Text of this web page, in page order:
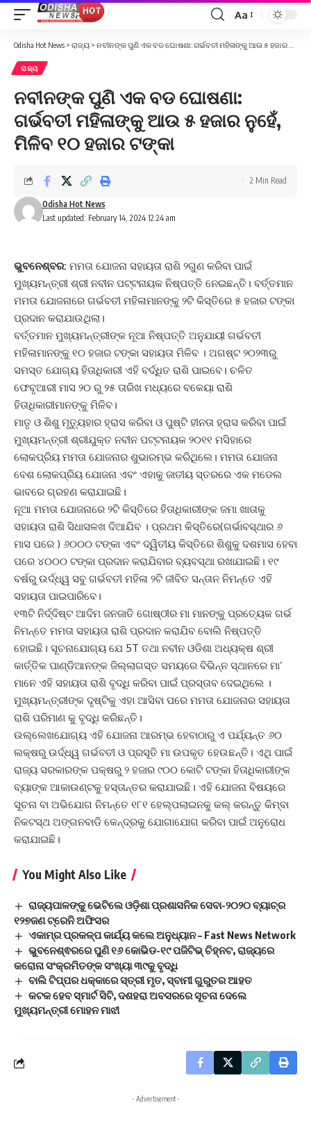
Font
Aa
Odisha Hot News > ରାଜ୍ୟ > ନବୀନଙ୍କ ପୁଣି ଏକ ବଡ ଘୋଷଣା: ଗର୍ଭବତୀ ମହିଳାଙ୍କୁ ଆଉ ୫ ହଜାର ନୁହେଁ, ମିଳିବ ୧୦ ହଜାର ଟଙ୍କା
ରାଜ୍ୟ
ନବୀନଙ୍କ ପୁଣି ଏକ ବଡ ଘୋଷଣା:
ଗର୍ଭବତୀ ମହିଳାଙ୍କୁ ଆଉ ୫ ହଜାର ନୁହେଁ,
ମିଳିବ ୧୦ ହଜାର ଟଙ୍କା
Last updated: February 14, 2024 12:24 am
Odisha Hot News
2 Min Read
ଭୁବନେଶ୍ବର: ମମତା ଯୋଜନା ସହାୟତା ରାଶି ୨ଗୁଣ କରିବା ପାଇଁ
ମୁଖ୍ୟମନ୍ତ୍ରୀ ଶ୍ରୀ ନବୀନ ପଟ୍ଟନାୟକ ନିଷ୍ପତ୍ତି ନେଇଛନ୍ତି। ବର୍ତ୍ତମାନ
ମମତା ଯୋଜନାରେ ଗର୍ଭବତୀ ମହିଳାମାନଙ୍କୁ ୨ଟି କିସ୍ତିରେ ୫ ହଜାର ଟଙ୍କା
ପ୍ରଦାନ କରାଯାଉଥିଲା।
ବର୍ତ୍ତମାନ ମୁଖ୍ୟମନ୍ତ୍ରୀଙ୍କ ନୂଆ ନିଷ୍ପତ୍ତି ଅନୁଯାୟୀ ଗର୍ଭବତୀ
ମହିଳାମାନଙ୍କୁ ୧୦ ହଜାର ଟଙ୍କା ସହାୟତା ମିଳିବ । ଅଗଷ୍ଟ ୨୦୨୩ରୁ
ସମସ୍ତ ଯୋଗ୍ୟ ହିତାଧିକାରୀ ଏହି ବର୍ଦ୍ଧିତ ରାଶି ପାଇବେ। ଚଳିତ
ଫେବୃଆରୀ ମାସ ୨୦ ରୁ ୨୫ ତାରିଖ ମଧ୍ୟରେ ବକେୟା ରାଶି
ହିତାଧିକାରୀମାନଙ୍କୁ ମିଳିବ।
ମାତୃ ଓ ଶିଶୁ ମୃତ୍ୟୁହାର ହ୍ରାସ କରିବା ଓ ପୁଷ୍ଟି ହୀନତା ହ୍ରାସ କରିବା ପାଇଁ
ମୁଖ୍ୟମନ୍ତ୍ରୀ ଶ୍ରୀଯୁକ୍ତ ନବୀନ ପଟ୍ଟନାୟକ ୨୦୧୧ ମସିହାରେ
ଲୋକପ୍ରିୟ ମମତା ଯୋଜନାର ଶୁଭାରମ୍ଭ କରିଥିଲେ। ମମତା ଯୋଜନା
ବେଶ ଲୋକପ୍ରିୟ ଯୋଜନା ଏବଂ ଏହାକୁ ଜାତୀୟ ସ୍ତରରେ ଏକ ମଡେଲ
ଭାବରେ ଗ୍ରହଣ କରାଯାଇଛି।
ନୂଆ ମମତା ଯୋଜନାରେ ୨ଟି କିସ୍ତିରେ ହିତାଧିକାରୀଙ୍କ ଜମା ଖାତାକୁ
ସହାୟତା ରାଶି ସିଧାସଳଖ ଦିଆଯିବ । ପ୍ରଥମ କିସ୍ତିରେ(ଗର୍ଭାବସ୍ଥାର ୬
ମାସ ପରେ ) ୬୦୦୦ ଟଙ୍କା ଏବଂ ଦ୍ୱିତୀୟ କିସ୍ତିରେ ଶିଶୁକୁ ଦଶମାସ ହେବା
ପରେ ୪୦୦୦ ଟଙ୍କା ପ୍ରଦାନ କରାଯିବାର ବ୍ୟବସ୍ଥା ରଖାଯାଇଛି। ୧୯
ବର୍ଷରୁ ଉର୍ଦ୍ଧ୍ୱ ସବୁ ଗର୍ଭବତୀ ମହିଳା ୨ଟି ଜୀବିତ ସନ୍ତାନ ନିମନ୍ତେ ଏହି
ସହାୟତା ପାଇପାରିବେ।
୧୩ଟି ନିର୍ଦ୍ଦିଷ୍ଟ ଆଦିମ ଜନଜାତି ଗୋଷ୍ଠୀର ମା ମାନଙ୍କୁ ପ୍ରତ୍ୟେକ ଗର୍ଭ
ନିମନ୍ତେ ମମତା ସହାୟତା ରାଶି ପ୍ରଦାନ କରାଯିବ ବୋଲି ନିଷ୍ପତ୍ତି
ହୋଇଛି। ସୂଚନାଯୋଗ୍ୟ ଯେ 5T ତଥା ନବୀନ ଓଡିଶା ଅଧ୍ୟକ୍ଷ ଶ୍ରୀ
କାର୍ତ୍ତିକ ପାଣ୍ଡିଆନଙ୍କ ଜିଲ୍ଲାଗସ୍ତ ସମୟରେ ବିଭିନ୍ନ ସ୍ଥାନରେ ମା’
ମାନେ ଏହି ସହାୟତା ରାଶି ବୃଦ୍ଧି କରିବା ପାଇଁ ପ୍ରସ୍ତାବ ଦେଇଥିଲେ ।
ମୁଖ୍ୟମନ୍ତ୍ରୀଙ୍କ ଦୃଷ୍ଟିକୁ ଏହା ଆସିବା ପରେ ମମତା ଯୋଜନାର ସହାୟତା
ରାଶି ପରିମାଣ କୁ ବୃଦ୍ଧି କରିଛନ୍ତି।
ଉଲ୍ଲେଖଯୋଗ୍ୟ ଏହି ଯୋଜନା ଆରମ୍ଭ ହେବାଠାରୁ ଏ ପର୍ଯ୍ୟନ୍ତ ୬୦
ଲକ୍ଷରୁ ଉର୍ଦ୍ଧ୍ୱ ଗର୍ଭବତୀ ଓ ପ୍ରସୂତି ମା ଉପକୃତ ହେଉଛନ୍ତି। ଏଥି ପାଇଁ
ରାଜ୍ୟ ସରକାରଙ୍କ ପକ୍ଷରୁ ୨ ହଜାର ୯୦୦ କୋଟି ଟଙ୍କା ହିତାଧିକାରୀଙ୍କ
ବ୍ୟାଙ୍କ ଆକାଉଣ୍ଟକୁ ହସ୍ତାନ୍ତର କରାଯାଇଛି। ଏହି ଯୋଜନା ବିଷୟରେ
ସୂଚନା ବା ଅଭିଯୋଗ ନିମନ୍ତେ ୧୮୧ ହେଲ୍ପଲାଇନକୁ କଲ୍‌ କରନ୍ତୁ କିମ୍ବା
ନିକଟସ୍ଥ ଅଙ୍ଗନବାଡି କେନ୍ଦ୍ରକୁ ଯୋଗାଯୋଗ କରିବା ପାଇଁ ଅନୁରୋଧ
କରାଯାଇଛି।
You Might Also Like
ରାଜ୍ୟପାଳଙ୍କୁ ଭେଟିଲେ ଓଡ଼ିଶା ପ୍ରଶାସନିକ ସେବା-୨୦୨୦ ବ୍ୟାଚ୍‌ର
୧୨୭ଜଣ ଟ୍ରେନି ଅଫିସର
ଏକାମ୍ର ପ୍ରକଳ୍ପ କାର୍ଯ୍ୟ କଲେ ଅନୁଧ୍ୟାନ – Fast News Network
ଭୁବନେଶ୍ଵରରେ ପୁଣି ୧୬ କୋଭିଡ-୧୯ ପଜିଟିଭ୍ ଚିହ୍ନଟ, ରାଜ୍ୟରେ
କରୋନା ସଂକ୍ରମିତଙ୍କ ସଂଖ୍ୟା ୩୯କୁ ବୃଦ୍ଧି
ବାଲି ଟିପ୍ପର ଧକ୍କାରେ ସ୍ତ୍ରୀ ମୃତ, ସ୍ବାମୀ ଗୁରୁତର ଆହତ
କଟକ ହେବ ସ୍ମାର୍ଟ ସିଟି, ଦଶହରା ଅବସରରେ ସୂଚନା ଦେଲେ
ମୁଖ୍ୟମନ୍ତ୍ରୀ ମୋହନ ମାଝୀ
- Advertisement -